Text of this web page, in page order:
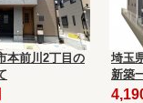
本前川2丁目の
埼玉
新築